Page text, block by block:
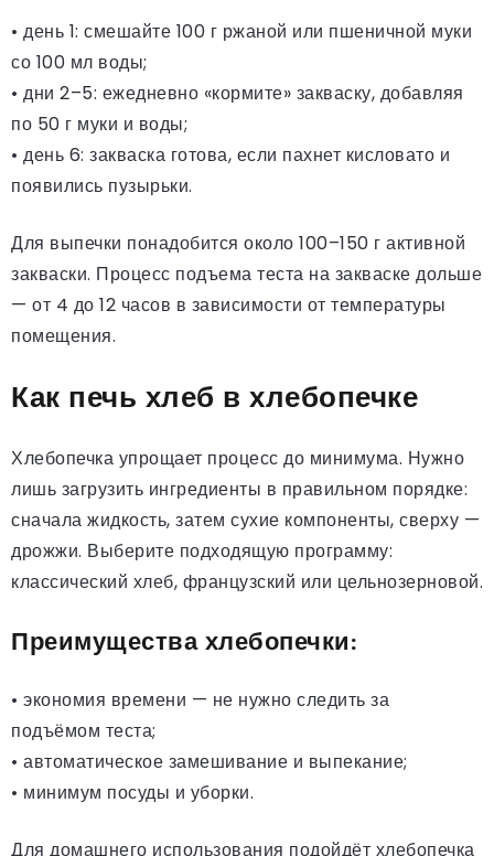
• день 1: смешайте 100 г ржаной или пшеничной муки
со 100 мл воды;
• дни 2–5: ежедневно «кормите» закваску, добавляя
по 50 г муки и воды;
• день 6: закваска готова, если пахнет кисловато и
появились пузырьки.
Для выпечки понадобится около 100–150 г активной
закваски. Процесс подъема теста на закваске дольше
— от 4 до 12 часов в зависимости от температуры
помещения.
Как печь хлеб в хлебопечке
Хлебопечка упрощает процесс до минимума. Нужно
лишь загрузить ингредиенты в правильном порядке:
сначала жидкость, затем сухие компоненты, сверху —
дрожжи. Выберите подходящую программу:
классический хлеб, французский или цельнозерновой.
Преимущества хлебопечки:
• экономия времени — не нужно следить за
подъёмом теста;
• автоматическое замешивание и выпекание;
• минимум посуды и уборки.
Для домашнего использования подойдёт хлебопечка